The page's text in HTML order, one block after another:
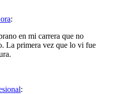
:
en mi carrera que no
La primera vez que lo vi fue
: